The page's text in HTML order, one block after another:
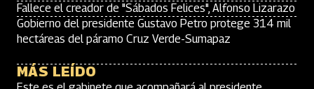
Fallece el creador de "Sábados Felices", Alfonso Lizarazo
Gobierno del presidente Gustavo Petro protege 314 mil
hectáreas del páramo Cruz Verde-Sumapaz
MÁS LEÍDO